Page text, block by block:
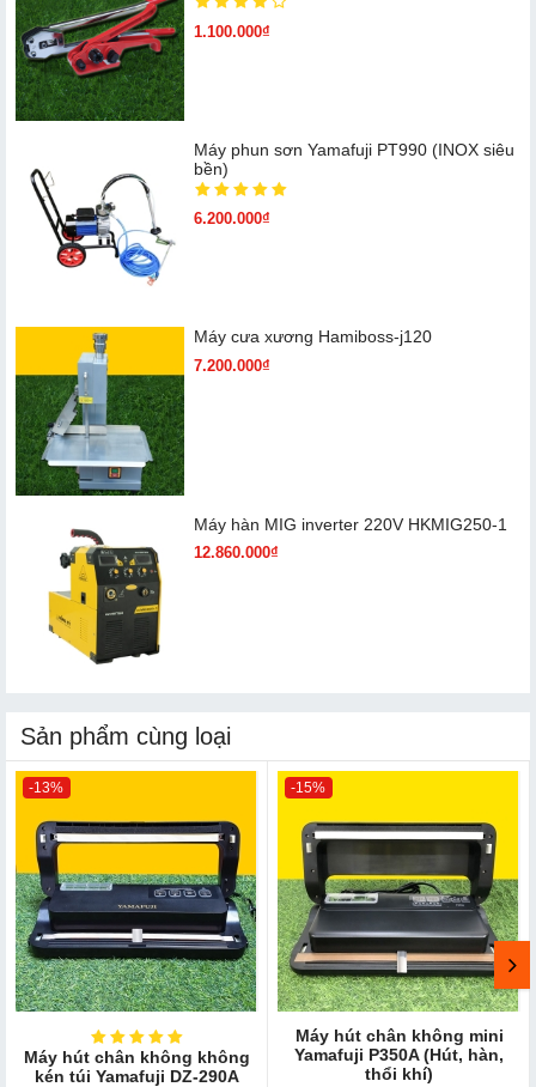
1.100.000₫
Máy phun sơn Yamafuji PT990 (INOX siêu
bền)
6.200.000₫
Máy cưa xương Hamiboss-j120
7.200.000₫
Máy hàn MIG inverter 220V HKMIG250-1
12.860.000₫
Sản phẩm cùng loại
-13%
Máy hút chân không không
kén túi Yamafuji DZ-290A
-15%
Máy hút chân không mini
Yamafuji P350A (Hút, hàn,
thổi khí)